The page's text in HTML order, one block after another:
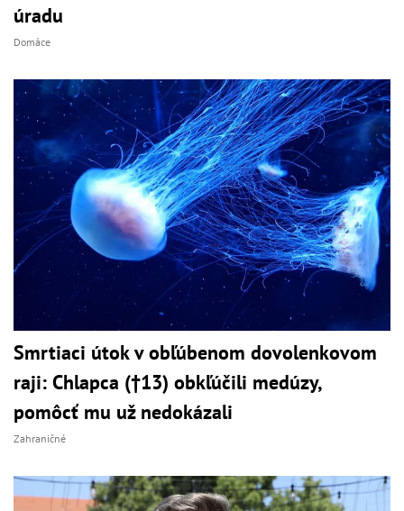
úradu
Domáce
Smrtiaci útok v obľúbenom dovolenkovom
raji: Chlapca (†13) obkľúčili medúzy,
pomôcť mu už nedokázali
Zahraničné